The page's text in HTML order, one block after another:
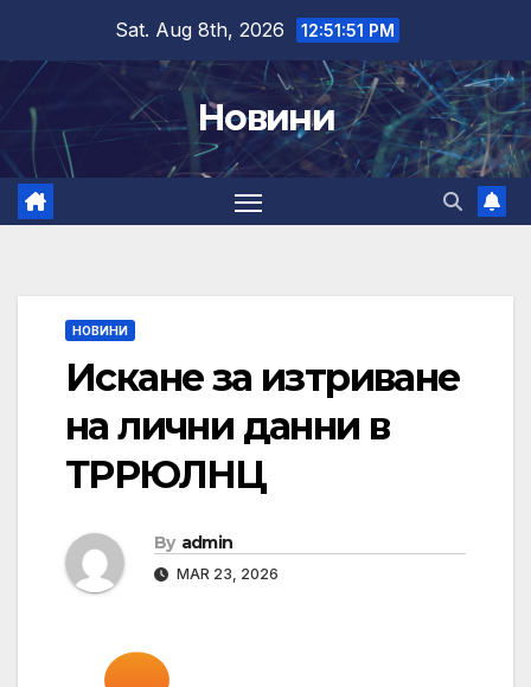
content
Sat. Aug 8th, 2026 12:51:51 PM
Новини
НОВИНИ
Искане за изтриване
на лични данни в
ТРРЮЛНЦ
By admin
MAR 23, 2026